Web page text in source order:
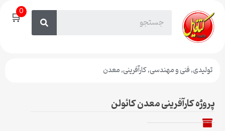
🛒0
تولیدی,فنی و مهندسی,کارآفرینی,معدن
پروژه کارآفرینی معدن کائولن